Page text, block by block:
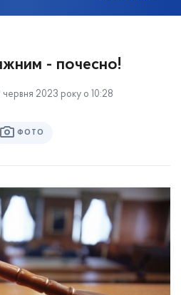
- почесно!
червня 2023 року о 10:28
ФОТО